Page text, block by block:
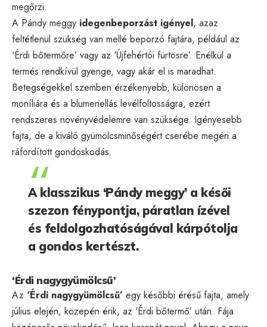
megőrzi.
A Pándy meggy idegenbeporzást igényel, azaz
feltétlenül szükség van mellé beporzó fajtára, például az
‘Érdi bőtermőre’ vagy az ‘Újfehértói fürtösre’. Enélkül a
termés rendkívül gyenge, vagy akár el is maradhat.
Betegségekkel szemben érzékenyebb, különösen a
moníliára és a blumeriellás levélfoltosságra, ezért
rendszeres növényvédelemre van szüksége. Igényesebb
fajta, de a kiváló gyümölcsminőségért cserébe megéri a
ráfordított gondoskodás.
A klasszikus ‘Pándy meggy’ a késői
szezon fénypontja, páratlan ízével
és feldolgozhatóságával kárpótolja
a gondos kertészt.
‘Érdi nagygyümölcsű’
Az ‘Érdi nagygyümölcsű’ egy későbbi érésű fajta, amely
július elején, közepén érik, az ‘Érdi bőtermő’ után. Fája